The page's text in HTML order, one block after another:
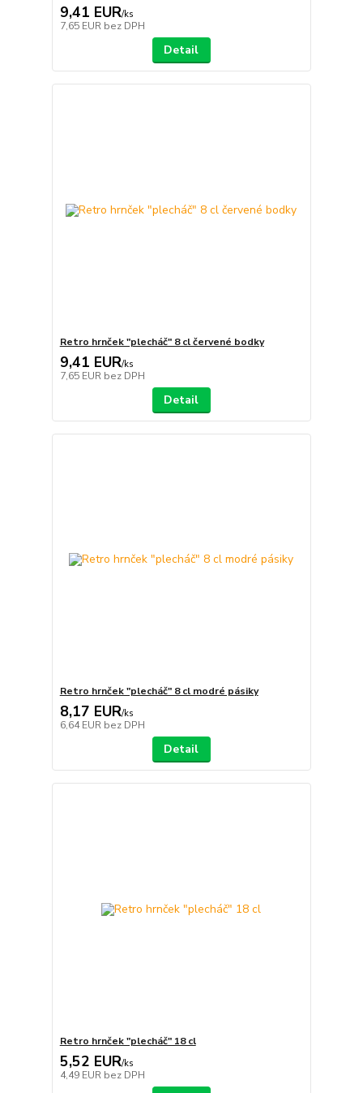
9,41 EUR/ks
7,65 EUR bez DPH
Detail
Retro hrnček "plecháč" 8 cl červené bodky
9,41 EUR/ks
7,65 EUR bez DPH
Detail
Retro hrnček "plecháč" 8 cl modré pásiky
8,17 EUR/ks
6,64 EUR bez DPH
Detail
Retro hrnček "plecháč" 18 cl
5,52 EUR/ks
4,49 EUR bez DPH